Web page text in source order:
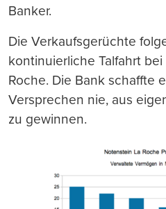
Banker.
Die Verkaufsgerüchte
kontinuierliche Talfahrt
Roche. Die Bank schaffte
Versprechen nie, aus
zu gewinnen.